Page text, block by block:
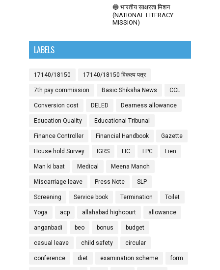
🔵 भारतीय साक्षरता मिशन
(NATIONAL LITERACY
MISSION)
LABELS
17140/18150 17140/18150 विकल्प पत्र
7th pay commission Basic Shiksha News CCL
Conversion cost DELED Dearness allowance
Education Quality Educational Tribunal
Finance Controller Financial Handbook Gazette
House hold Survey IGRS LIC LPC Lien
Man ki baat Medical Meena Manch
Miscarriage leave Press Note SLP
Screening Service book Termination Toilet
Yoga acp allahabad highcourt allowance
anganbadi beo bonus budget
casual leave child safety circular
conference diet examination scheme form